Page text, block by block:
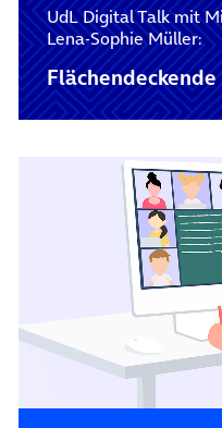
UdL Digital Talk mit
Lena-Sophie Müller: